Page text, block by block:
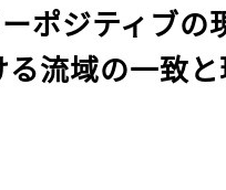
ポジティブの
流域の一致